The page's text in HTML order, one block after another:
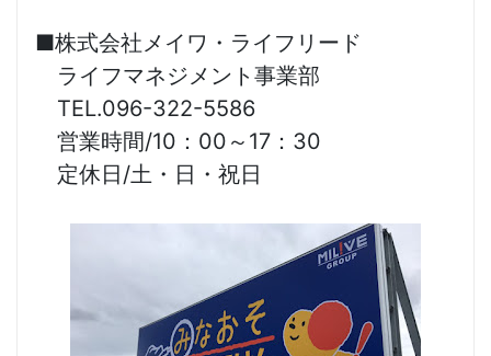
■株式会社メイワ・ライフリード
ライフマネジメント事業部
TEL.096-322-5586
営業時間/10：00～17：30
定休日/土・日・祝日